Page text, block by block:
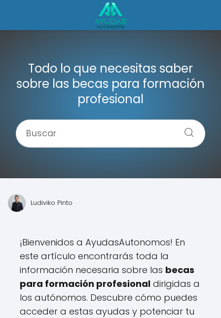
Todo lo que necesitas saber
sobre las becas para formación
profesional
Ludiviko Pinto
¡Bienvenidos a AyudasAutonomos! En
este artículo encontrarás toda la
información necesaria sobre las becas
para formación profesional dirigidas a
los autónomos. Descubre cómo puedes
acceder a estas ayudas y potenciar tu